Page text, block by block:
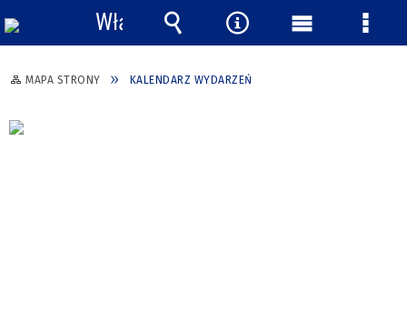
MAPA STRONY KALENDARZ WYDARZEŃ
Włącz
powiadomienia
Wyszukiwarka
Narzędzia
Menu Menu